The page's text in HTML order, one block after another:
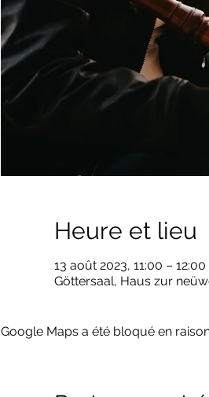
Heure et lieu
13 août 2023, 11:00 – 12:00
Göttersaal, Haus zur
Google Maps a été bloqué en